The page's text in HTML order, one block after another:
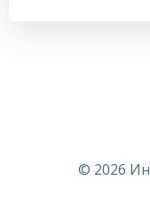
© 2026